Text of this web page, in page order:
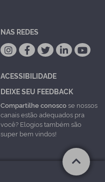
NAS REDES
ACESSIBILIDADE
DEIXE SEU FEEDBACK
Compartilhe conoscose nossos
canais estão adequados pra
você? Elogios também são
super bem vindos!